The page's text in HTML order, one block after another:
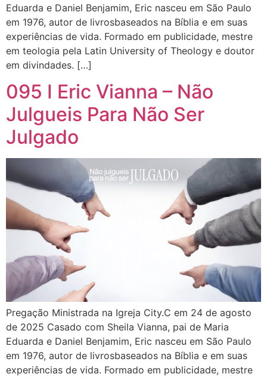
Eduarda e Daniel Benjamim, Eric nasceu em São Paulo
em 1976, autor de livrosbaseados na Bíblia e em suas
experiências de vida. Formado em publicidade, mestre
em teologia pela Latin University of Theology e doutor
em divindades. […]
095 I Eric Vianna – Não
Julgueis Para Não Ser
Julgado
Pregação Ministrada na Igreja City.C em 24 de agosto
de 2025 Casado com Sheila Vianna, pai de Maria
Eduarda e Daniel Benjamim, Eric nasceu em São Paulo
em 1976, autor de livrosbaseados na Bíblia e em suas
experiências de vida. Formado em publicidade, mestre